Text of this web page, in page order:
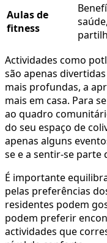
Aulas de
fitness
Actividades como
são apenas
mais profundas, a
mais em casa. Para
ao quadro
do seu espaço de
apenas alguns
se e a sentir-se parte
É importante
pelas preferências
residentes podem
podem preferir
actividades que